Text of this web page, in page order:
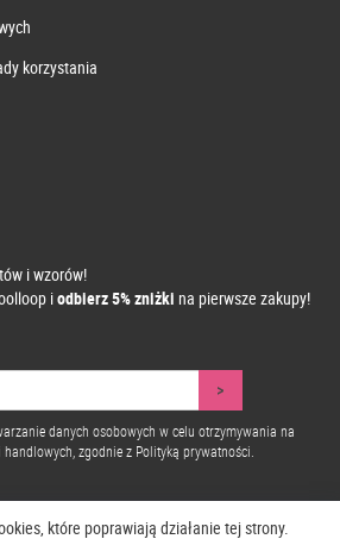
korzystania
i wzorów!
iodbierz 5% zniżki na pierwsze zakupy!
danych osobowych w celu otrzymywania na
zgodnie z Polityką prywatności.
które poprawiają działanie tej strony.